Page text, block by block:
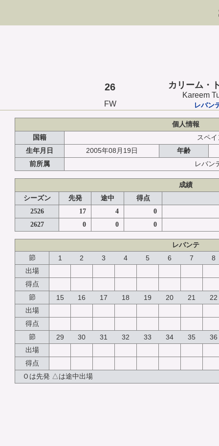
26 カリーム・
Kareem
FW
レバン
個人情報
国籍
スペイ
生年月日
2005年08月19日
年齢
前所属
レバン
成績
シーズン
先発 途中
得点
2526
17 4
0
2627
0 0 0
レバンテ
節
1 2 3 4 5 6 7 8
出場
得点
節
15 16 17 18 19 20 21 22
出場
得点
節
29 30 31 32 33 34 35 36
出場
得点
Ｏは先発 △は途中出場